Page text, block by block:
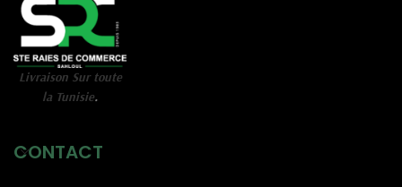
Livraison Sur toute
la Tunisie.
CONTACT